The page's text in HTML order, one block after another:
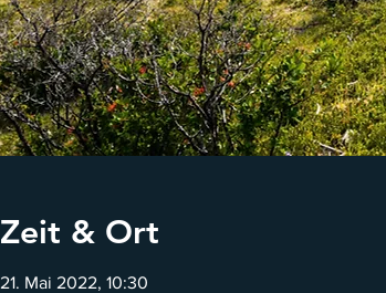
Zeit & Ort
21. Mai 2022, 10:30